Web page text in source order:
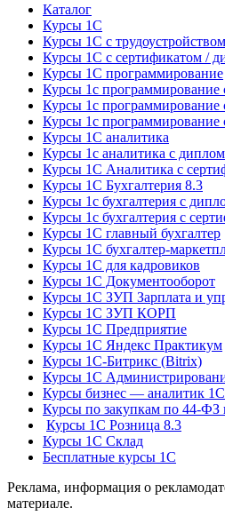
Каталог
Курсы 1С
Курсы 1С с трудоустройством
Курсы 1С с сертификатом /
Курсы 1С программирование
Курсы 1с программирование
Курсы 1с программирование
Курсы 1с программирование
Курсы 1С аналитика
Курсы 1с аналитика с
Курсы 1С Аналитика с
Курсы 1С Бухгалтерия 8.3
Курсы 1с бухгалтерия с
Курсы 1с бухгалтерия с
Курсы 1С главный бухгалтер
Курсы 1С бухгалтер-
Курсы 1С для кадровиков
Курсы 1С Документооборот
Курсы 1С ЗУП Зарплата и
Курсы 1С ЗУП КОРП
Курсы 1С Предприятие
Курсы 1С Яндекс Практикум
Курсы 1С-Битрикс (Bitrix)
Курсы 1С
Курсы бизнес — аналитик 1С
Курсы по закупкам по 44‑ФЗ
Курсы 1С Розница 8.3
Курсы 1С Склад
Бесплатные курсы 1С
Реклама, информация о
материале.